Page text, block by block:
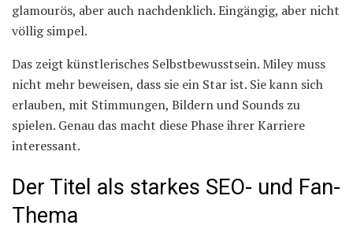
glamourös, aber auch nachdenklich. Eingängig, aber nicht
völlig simpel.
Das zeigt künstlerisches Selbstbewusstsein. Miley muss
nicht mehr beweisen, dass sie ein Star ist. Sie kann sich
erlauben, mit Stimmungen, Bildern und Sounds zu
spielen. Genau das macht diese Phase ihrer Karriere
interessant.
Der Titel als starkes SEO- und Fan-
Thema